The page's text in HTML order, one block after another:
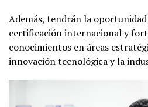
Además, tendrán la
certificación internacional y
conocimientos en áreas
innovación tecnológica y la